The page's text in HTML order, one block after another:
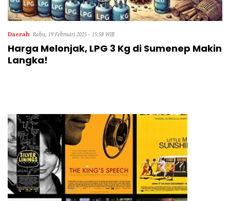
Daerah Rabu, 19 Februari 2025 - 15:58 WIB
Harga Melonjak, LPG 3 Kg di Sumenep Makin
Langka!